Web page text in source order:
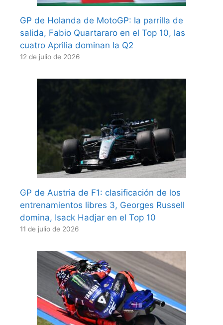
GP de Holanda de MotoGP: la parrilla de
salida, Fabio Quartararo en el Top 10, las
cuatro Aprilia dominan la Q2
12 de julio de 2026
GP de Austria de F1: clasificación de los
entrenamientos libres 3, Georges Russell
domina, Isack Hadjar en el Top 10
11 de julio de 2026